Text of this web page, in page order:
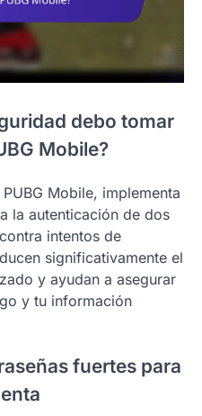
debo tomar
Mobile?
Mobile, implementa
la autenticación de dos
intentos de
significativamente el
y ayudan a asegurar
y tu información
fuertes para